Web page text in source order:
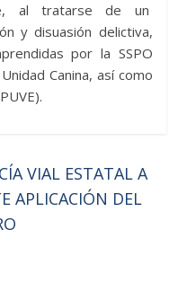
al tratarse de un
y disuasión delictiva,
por la SSPO
Canina, así como
VIAL ESTATAL A
APLICACIÓN DEL